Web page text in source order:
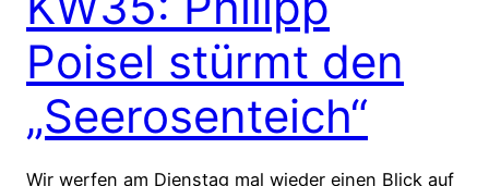
Poisel stürmt den
„Seerosenteich“
Wir werfen am Dienstag mal wieder einen Blick auf